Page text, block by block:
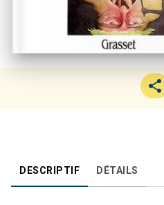
DESCRIPTIF DÉTAILS